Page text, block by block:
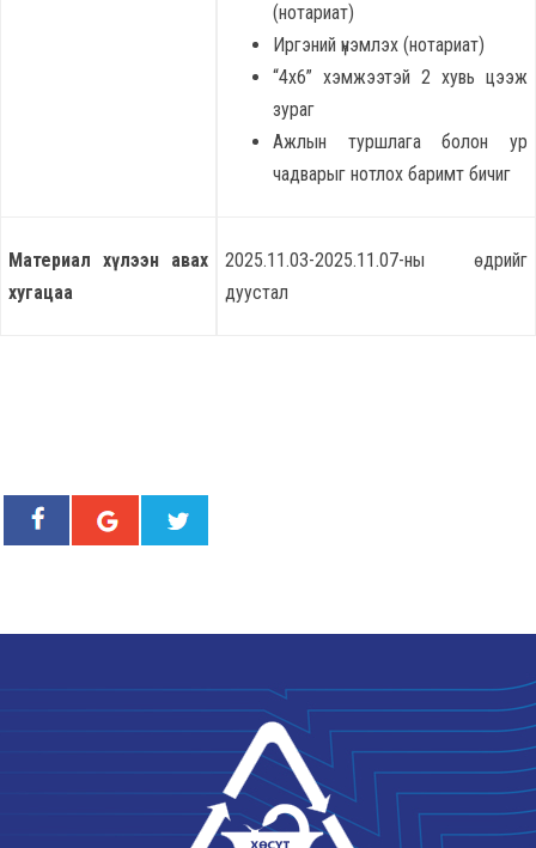
(нотариат)
Иргэний үнэмлэх (нотариат)
“4х6” хэмжээтэй 2 хувь цээж
зураг
Ажлын туршлага болон ур
чадварыг нотлох баримт бичиг
Материал хүлээн авах
хугацаа
2025.11.03-2025.11.07-ны өдрийг
дуустал